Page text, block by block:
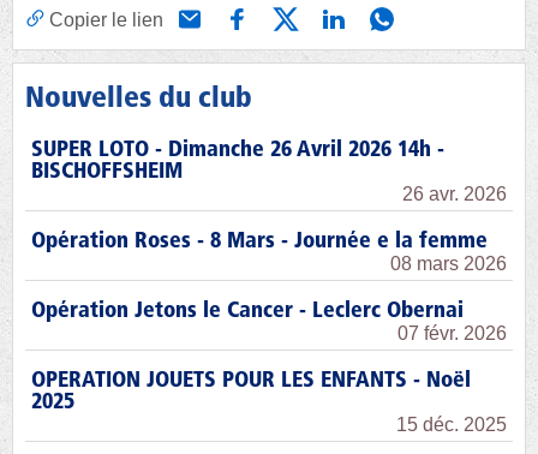
Copier le lien
Nouvelles du club
SUPER LOTO - Dimanche 26 Avril 2026 14h -
BISCHOFFSHEIM
26 avr. 2026
Opération Roses - 8 Mars - Journée e la femme
08 mars 2026
Opération Jetons le Cancer - Leclerc Obernai
07 févr. 2026
OPERATION JOUETS POUR LES ENFANTS - Noël
2025
15 déc. 2025